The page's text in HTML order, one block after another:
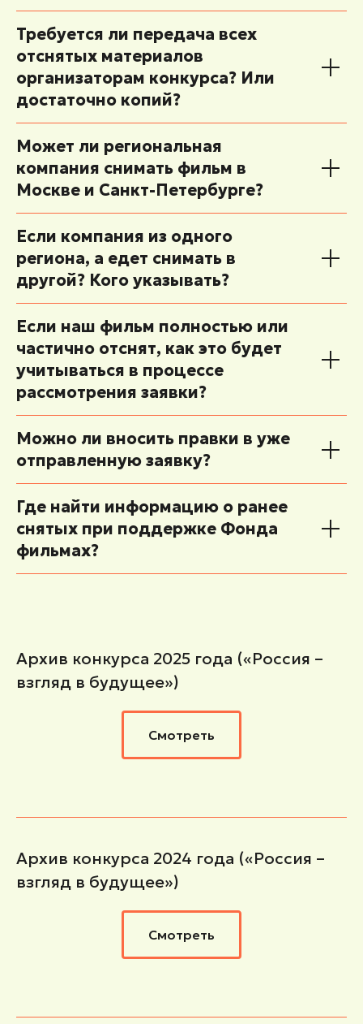
Требуется ли передача всех
отснятых материалов
организаторам конкурса? Или
достаточно копий?
Может ли региональная
компания снимать фильм в
Москве и Санкт-Петербурге?
Если компания из одного
региона, а едет снимать в
другой? Кого указывать?
Если наш фильм полностью или
частично отснят, как это будет
учитываться в процессе
рассмотрения заявки?
Можно ли вносить правки в уже
отправленную заявку?
Где найти информацию о ранее
снятых при поддержке Фонда
фильмах?
Архив конкурса 2025 года («Россия –
взгляд в будущее»)
Смотреть
Архив конкурса 2024 года («Россия –
взгляд в будущее»)
Смотреть